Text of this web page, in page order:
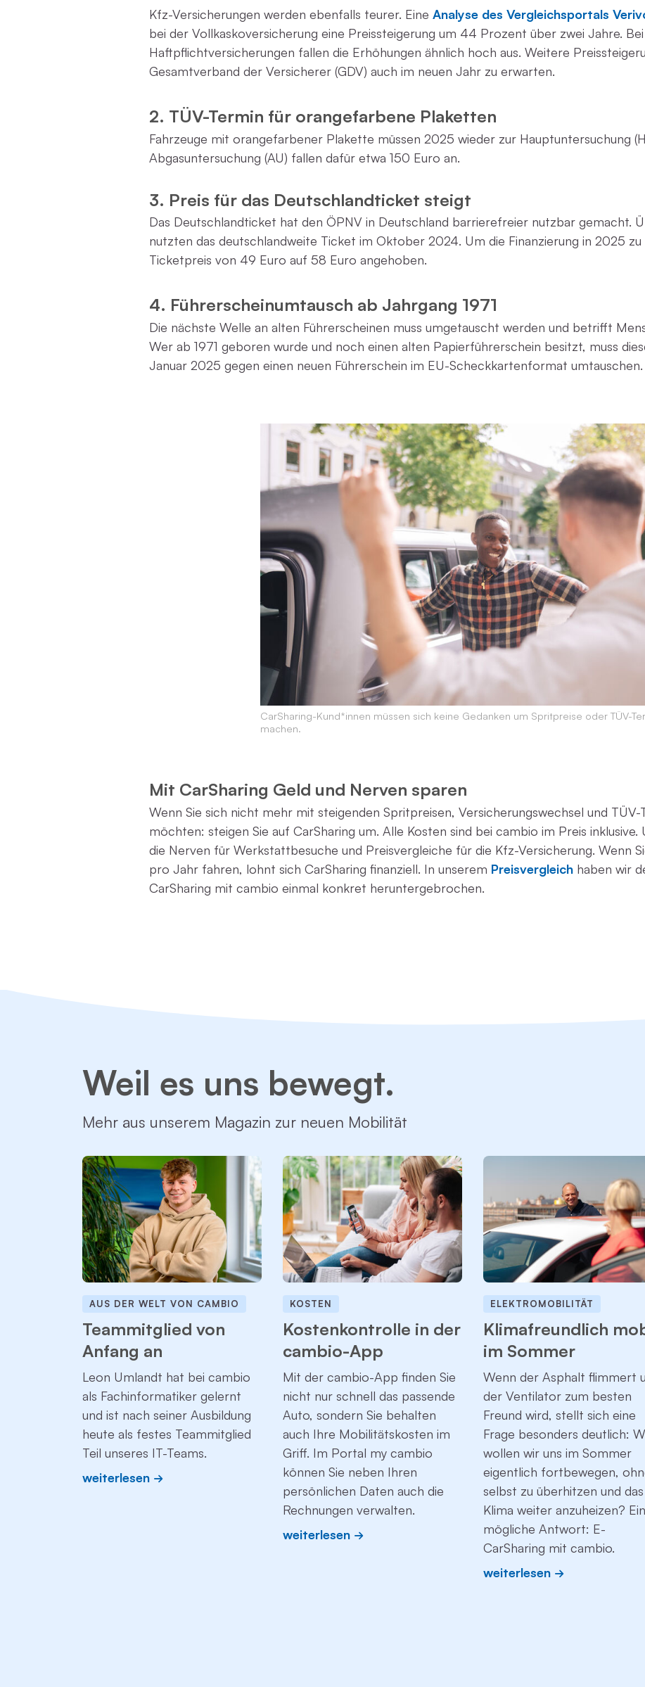
Kfz-Versicherungen werden ebenfalls teurer. Eine Analyse des Vergleichsportals
bei der Vollkaskoversicherung eine Preissteigerung um 44 Prozent über zwei Jahre.
Haftpflichtversicherungen fallen die Erhöhungen ähnlich hoch aus. Weitere
Gesamtverband der Versicherer (GDV) auch im neuen Jahr zu erwarten.
2. TÜV-Termin für orangefarbene Plaketten
Fahrzeuge mit orangefarbener Plakette müssen 2025 wieder zur Hauptuntersuchung
Abgasuntersuchung (AU) fallen dafür etwa 150 Euro an.
3. Preis für das Deutschlandticket steigt
Das Deutschlandticket hat den ÖPNV in Deutschland barrierefreier nutzbar gemacht.
nutzten das deutschlandweite Ticket im Oktober 2024. Um die Finanzierung in 2025
Ticketpreis von 49 Euro auf 58 Euro angehoben.
4. Führerscheinumtausch ab Jahrgang 1971
Die nächste Welle an alten Führerscheinen muss umgetauscht werden und betrifft
Wer ab 1971 geboren wurde und noch einen alten Papierführerschein besitzt, muss
Januar 2025 gegen einen neuen Führerschein im EU-Scheckkartenformat umtauschen.
CarSharing-Kund*innen müssen sich keine Gedanken um Spritpreise oder TÜV-
machen.
Mit CarSharing Geld und Nerven sparen
Wenn Sie sich nicht mehr mit steigenden Spritpreisen, Versicherungswechsel und
möchten: steigen Sie auf CarSharing um. Alle Kosten sind bei cambio im Preis inklusive.
die Nerven für Werkstattbesuche und Preisvergleiche für die Kfz-Versicherung. Wenn
pro Jahr fahren, lohnt sich CarSharing finanziell. In unserem Preisvergleich haben wir
CarSharing mit cambio einmal konkret heruntergebrochen.
Weil es uns bewegt.
Mehr aus unserem Magazin zur neuen Mobilität
AUS DER WELT VON CAMBIO
Teammitglied von
Anfang an
Leon Umlandt hat bei cambio
als Fachinformatiker gelernt
und ist nach seiner Ausbildung
heute als festes Teammitglied
Teil unseres IT-Teams.
weiterlesen
KOSTEN
Kostenkontrolle in der
cambio-App
Mit der cambio-App finden Sie
nicht nur schnell das passende
Auto, sondern Sie behalten
auch Ihre Mobilitätskosten im
Griff. Im Portal my cambio
können Sie neben Ihren
persönlichen Daten auch die
Rechnungen verwalten.
weiterlesen
ELEKTROMOBILITÄT
Klimafreundlich
im Sommer
Wenn der Asphalt flimmert
der Ventilator zum besten
Freund wird, stellt sich eine
Frage besonders deutlich:
wollen wir uns im Sommer
eigentlich fortbewegen,
selbst zu überhitzen und das
Klima weiter anzuheizen?
mögliche Antwort: E-
CarSharing mit cambio.
weiterlesen